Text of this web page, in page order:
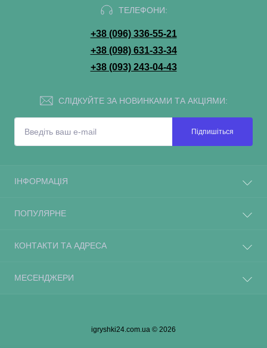
ТЕЛЕФОНИ:
+38 (096) 336-55-21
+38 (098) 631-33-34
+38 (093) 243-04-43
СЛІДКУЙТЕ ЗА НОВИНКАМИ ТА АКЦІЯМИ:
Підпишіться
ІНФОРМАЦІЯ
ПОПУЛЯРНЕ
КОНТАКТИ ТА АДРЕСА
МЕСЕНДЖЕРИ
igryshki24.com.ua © 2026